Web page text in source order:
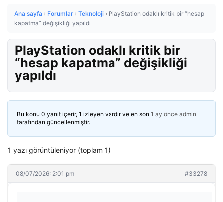
Ana sayfa › Forumlar › Teknoloji › PlayStation odaklı kritik bir “hesap
kapatma” değişikliği yapıldı
PlayStation odaklı kritik bir
“hesap kapatma” değişikliği
yapıldı
Bu konu 0 yanıt içerir, 1 izleyen vardır ve en son 1 ay önce admin
tarafından güncellenmiştir.
1 yazı görüntüleniyor (toplam 1)
08/07/2026: 2:01 pm #33278